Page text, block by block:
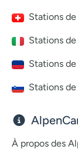
Stations de
Stations
Stations
Stations
À propos des